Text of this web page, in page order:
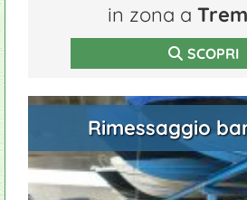
in zona a
SCOPRI
Rimessaggio